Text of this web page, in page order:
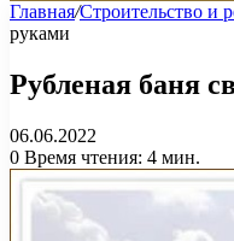
Главная/Строительство и
руками
Рубленая баня
06.06.2022
0 Время чтения: 4 мин.